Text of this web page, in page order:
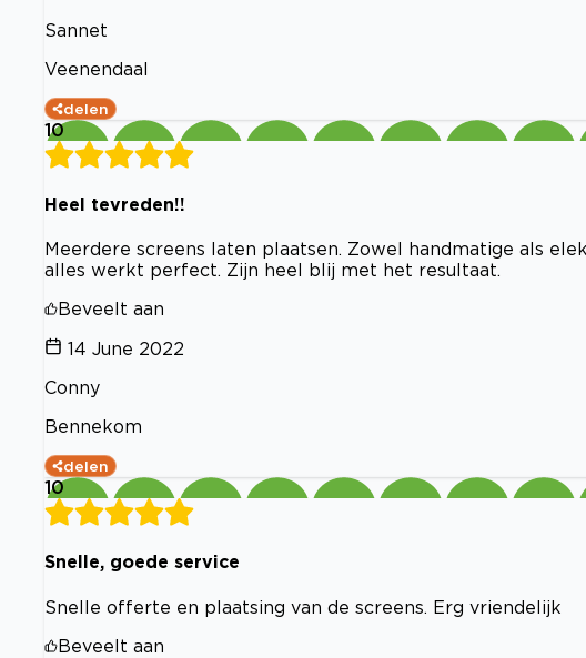
Sannet
Veenendaal
delen
10
Heel tevreden!!
Meerdere screens laten plaatsen. Zowel handmatige als
alles werkt perfect. Zijn heel blij met het resultaat.
Beveelt aan
14 June 2022
Conny
Bennekom
delen
10
Snelle, goede service
Snelle offerte en plaatsing van de screens. Erg vriendelijk
Beveelt aan